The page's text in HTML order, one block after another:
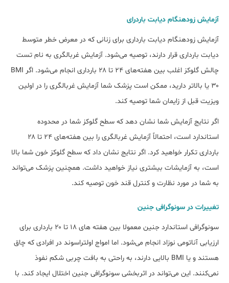
آزمایش زودهنگام دیابت باردرای
آزمایش زودهنگام دیابت بارداری برای زنانی که در معرض خطر متوسط
دیابت بارداری قرار دارند، توصیه می‌شود. آزمایش غربالگری به نام تست
چالش گلوکز اغلب بین هفته‌های ۲۴ تا ۲۸ بارداری انجام می‌شود. اگر BMI
۳۰ یا بالاتر دارید، ممکن است پزشک شما آزمایش غربالگری را در اولین
ویزیت قبل از زایمان شما توصیه کند.
اگر نتایج آزمایش شما نشان دهد که سطح گلوکز شما در محدوده
استاندارد است، احتمالاً آزمایش غربالگری را بین هفته‌های ۲۴ تا ۲۸
بارداری تکرار خواهید کرد. اگر نتایج نشان داد که سطح گلوکز خون شما بالا
است، به آزمایشات بیشتری نیاز خواهید داشت. همچنین پزشک می‌تواند
به شما در مورد نظارت و کنترل قند خون توصیه کند.
تغییرات در سونوگرافی جنین
سونوگرافی استاندارد جنین معمولا بین هفته های ۱۸ تا ۲۰ بارداری برای
ارزیابی آناتومی نوزاد انجام می‌شود. اما امواج اولتراسوند در افرادی که چاق
هستند و یا BMI بالایی دارند، به راحتی به بافت چربی شکم نفوذ
نمی‌کنند. این می‌تواند در اثربخشی سونوگرافی جنین اختلال ایجاد کند. با